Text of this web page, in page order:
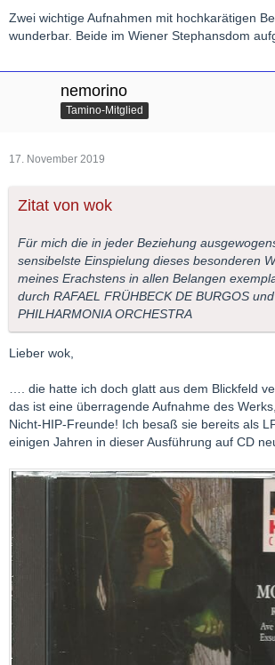
Zwei wichtige Aufnahmen mit hochkarätigen
wunderbar. Beide im Wiener Stephansdom
nemorino
Tamino-Mitglied
17. November 2019
Zitat von wok
Für mich die in jeder Beziehung
sensibelste Einspielung dieses besonderen
meines Erachstens in allen Belangen
durch RAFAEL FRÜHBECK DE BURGOS
PHILHARMONIA ORCHESTRA
Lieber wok,
…. die hatte ich doch glatt aus dem Blickfeld
das ist eine überragende Aufnahme des
Nicht-HIP-Freunde! Ich besaß sie bereits als
einigen Jahren in dieser Ausführung auf CD